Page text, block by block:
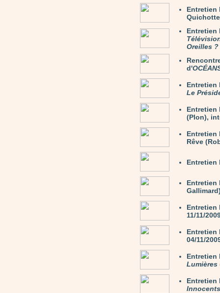
Entretien
Entretien
Oreilles ?
d'
Entretien
Le
Entretien
(Plon),
Entretien
Rêve
Entretien
Entretien
Entretien
11/11/
Entretien
04/11/
Entretien
Lumières
Entretien